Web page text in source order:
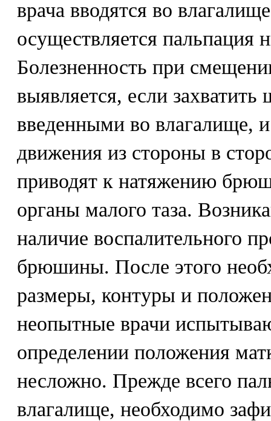
врача вводятся во
осуществляется пальпация
Болезненность при
выявляется, если
введенными во влагалище,
движения из стороны в
приводят к натяжению
органы малого таза.
наличие воспалительного
брюшины. После этого
размеры, контуры и
неопытные врачи
определении положения
несложно. Прежде всего
влагалище, необходимо